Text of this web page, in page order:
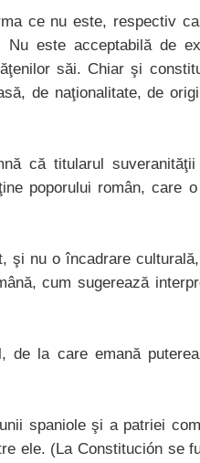
ce nu este, respectiv
Nu este acceptabilă de
săi. Chiar şi
de naţionalitate, de
că titularul
poporului român, care
şi nu o încadrare
cum sugerează
de la care emană
spaniole şi a patriei
ele. (La Constitución se